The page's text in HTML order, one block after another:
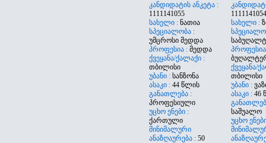
კანდიდატის ანკეტა :
1111141055
სახელი : ნათია
სპეციალობა :
უმცროსი მედდა
პროფესია : მედდა
ქვეყანა/ქალაქი :
თბილისი
უბანი : სანზონა
ასაკი : 44 წლის
განათლება :
პროფესიული
უცხო ენები :
ქართული
მინიმალური
ანაზღაურება : 50
1111141054
სახელი :
ქვეყანა/
თბილისი
უბანი :
ასაკი : 46
საშუალო
უცხო